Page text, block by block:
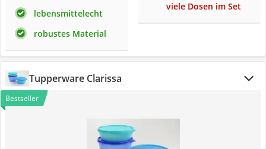
lebensmittelecht
robustes Material
viele Dosen im Set
Tupperware Clarissa
Bestseller